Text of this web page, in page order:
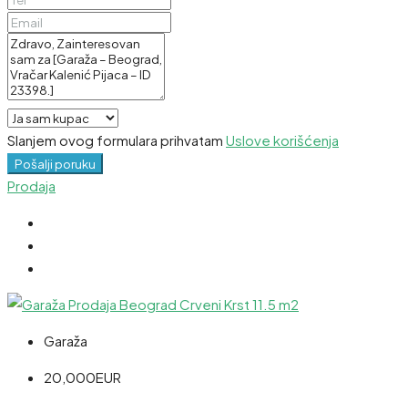
Slanjem ovog formulara prihvatam Uslove korišćenja
Pošalji poruku
Prodaja
Garaža
20,000EUR